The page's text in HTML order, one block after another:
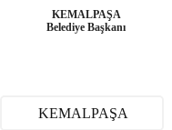
KEMALPAŞA
Belediye Başkanı
KEMALPAŞA